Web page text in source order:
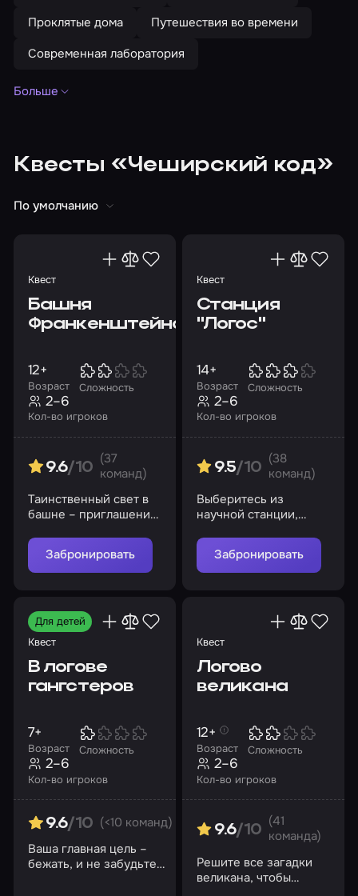
Проклятые дома
Путешествия во времени
Современная лаборатория
Тематика
По мультфильмам
Алхимия
Бар
Древний Египет
Море
Опасные/секретные эксперименты
Призраки
Спасение мира
Средневековье
Уэнсдей Аддамс
Шпионы
Паранормальные явления
Фэнтези
По фильмам
Аудитория
Для женщин
Для мужчин
6-9 лет
Для большой компании
10-12 лет
Для школьников
Праздники и события
День святого Валентина
На день рождения
Квесты на Хеллоуин
на Новый год
Для корпоратива
23 февраля
8 марта
Страшные
Нестрашные квесты
Большие
Версия
Динамичные
Состязания
Для двоих
До 10 человек
До 12 человек
До 15 человек
До 20 человек
До 3 человек До 30 человек
Больше
Квесты «Чеширский код»
По умолчанию
Квест
Башня
Франкенштейна
Возраст
12+
Сложность
Кол-во игроков
2–6
9.6/10
(37
команд)
Таинственный свет в
башне – приглашение
Забронировать
Квест
Станция
"Логос"
Возраст
14+
Сложность
Кол-во игроков
2–6
9.5/10
(38
команд)
Выберитесь из
научной станции,
самоуничтожение
Забронировать
Для детей
Квест
В логове
гангстеров
Возраст
7+
Сложность
Кол-во игроков
2–6
9.6/10 (<10 команд)
Ваша главная цель –
бежать, и не забудьте
Квест
Логово
великана
Возраст
12+
Сложность
Кол-во игроков
2–6
9.6/10
(41
команда)
Решите все загадки
великана, чтобы